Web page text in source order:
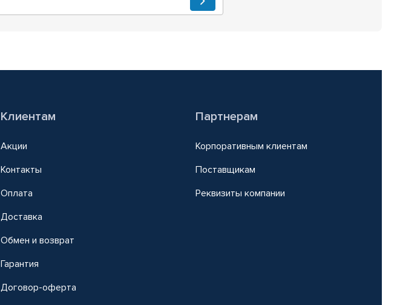
Клиентам
Акции
Контакты
Оплата
Доставка
Обмен и возврат
Гарантия
Договор-оферта
Партнерам
Корпоративным клиентам
Поставщикам
Реквизиты компании